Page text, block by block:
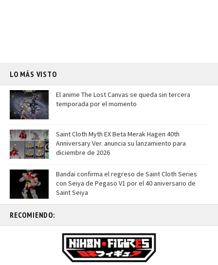
LO MÁS VISTO
El anime The Lost Canvas se queda sin tercera
temporada por el momento
Saint Cloth Myth EX Beta Merak Hagen 40th
Anniversary Ver. anuncia su lanzamiento para
diciembre de 2026
Bandai confirma el regreso de Saint Cloth Series
con Seiya de Pegaso V1 por el 40 aniversario de
Saint Seiya
RECOMIENDO: